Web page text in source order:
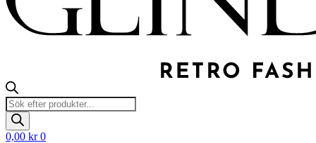
Products
search
0,00 kr 0